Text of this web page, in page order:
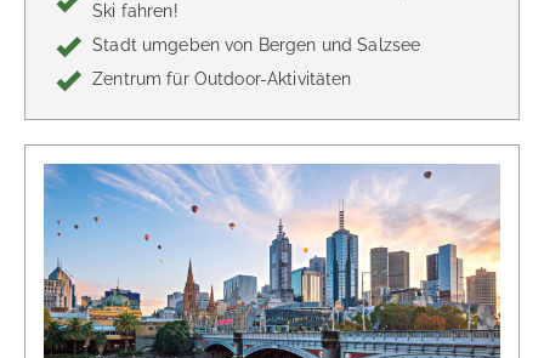
Ski fahren!
Stadt umgeben von Bergen und Salzsee
Zentrum für Outdoor-Aktivitäten